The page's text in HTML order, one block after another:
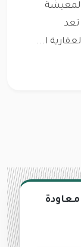
المعيشة
تعد
ا...